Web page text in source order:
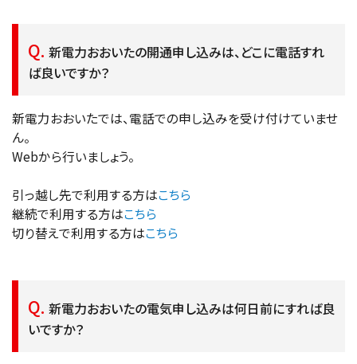
新電力おおいたの開通申し込みは、どこに電話すれ
ば良いですか？
新電力おおいたでは、電話での申し込みを受け付けていませ
ん。
Webから行いましょう。
引っ越し先で利用する方はこちら
継続で利用する方はこちら
切り替えで利用する方はこちら
新電力おおいたの電気申し込みは何日前にすれば良
いですか？